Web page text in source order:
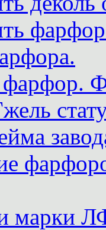
фарфор.
марки